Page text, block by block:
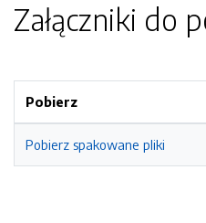
Załączniki do
Pobierz
Pobierz spakowane pliki